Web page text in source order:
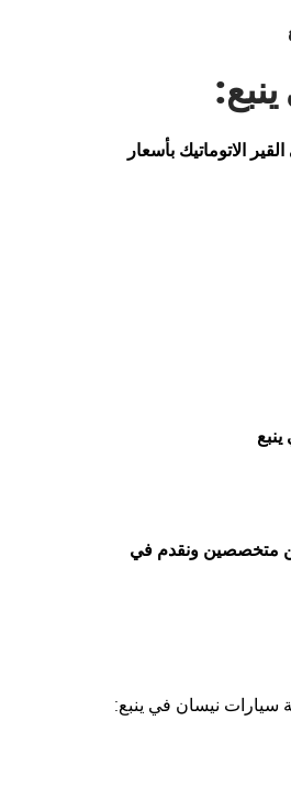
:
الاتوماتيك بأسعار
متخصصين ونقدم في
نيسان في ينبع: